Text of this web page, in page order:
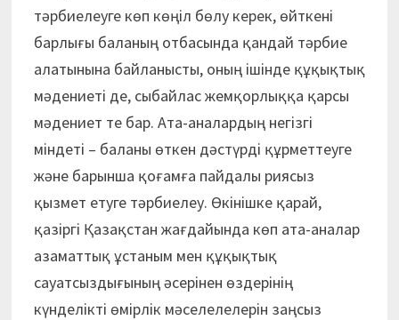
тәрбиелеуге көп көңіл бөлу керек, өйткені
барлығы баланың отбасында қандай тәрбие
алатынына байланысты, оның ішінде құқықтық
мәдениеті де, сыбайлас жемқорлыққа қарсы
мәдениет те бар. Ата-аналардың негізгі
міндеті – баланы өткен дәстүрді құрметтеуге
және барынша қоғамға пайдалы риясыз
қызмет етуге тәрбиелеу. Өкінішке қарай,
қазіргі Қазақстан жағдайында көп ата-аналар
азаматтық ұстаным мен құқықтық
сауатсыздығының әсерінен өздерінің
күнделікті өмірлік мәселелелерін заңсыз